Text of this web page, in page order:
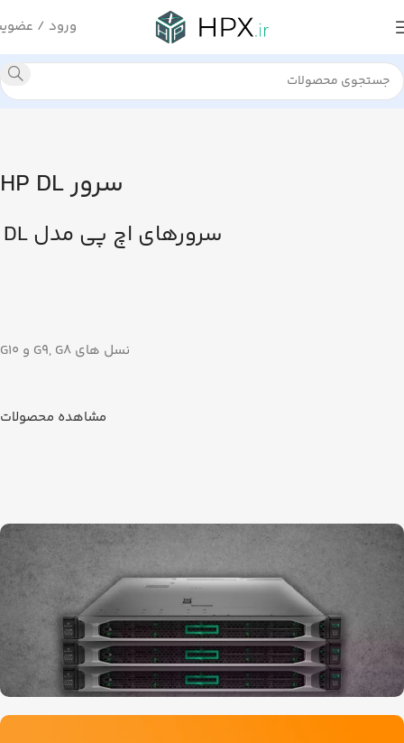
ورود /
سرور HP DL
سرورهای اچ پی مدل DL
نسل های G9, G8 و G10
مشاهده محصولات